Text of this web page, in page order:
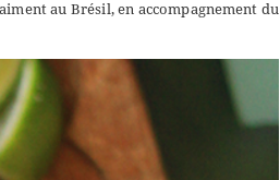
au Brésil, en accompagnement du